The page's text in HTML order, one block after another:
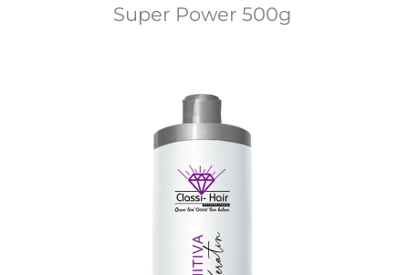
Super Power 500g